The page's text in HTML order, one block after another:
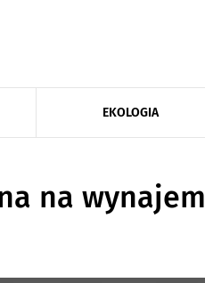
EKOLOGIA
na wynajem